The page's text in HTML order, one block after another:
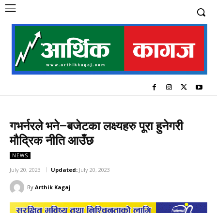
गभर्नरले भने–बजेटका लक्ष्यहरु पूरा हुनेगरी
मौद्रिक नीति आउँछ
NEWS
July 20, 2023 Updated: July 20, 2023
By Arthik Kagaj